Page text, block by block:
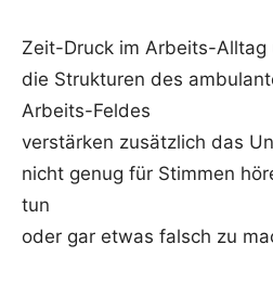
Zeit-Druck im Arbeits-Alltag
die Strukturen des
Arbeits-Feldes
verstärken zusätzlich das
nicht genug für Stimmen
tun
oder gar etwas falsch zu